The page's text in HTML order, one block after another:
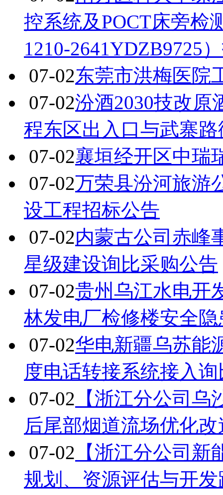
控系统及POCT床旁检
1210-2641YDZB9725
07-02东莞市洪梅医院
07-02汾酒2030技改原
程东区出入口与武寨
07-02襄垣经开区中瑞
07-02万荣县汾河旅游
设工程招标公告
07-02内蒙古公司赤峰
星级建设询比采购公告
07-02贵州乌江水电开
林发电厂检修楼安全
07-02华电新疆乌苏能
度电话转接系统接入
07-02 【浙江分公司
后尾部烟道流场优化
07-02 【浙江分公司
规划、资源评估与开